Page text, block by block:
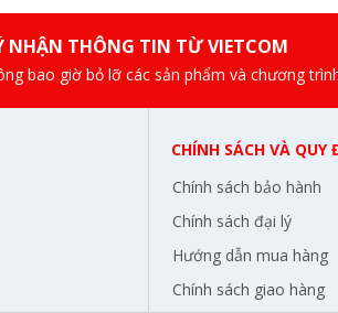
NHẬN THÔNG TIN TỪ VIETCOM
bao giờ bỏ lỡ các sản phẩm và chương
CHÍNH SÁCH VÀ QUY
Chính sách bảo hành
Chính sách đại lý
Hướng dẫn mua hàng
Chính sách giao hàng